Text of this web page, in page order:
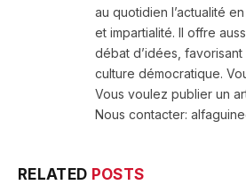
au quotidien l’actualité
et impartialité. Il offre
débat d’idées, favorisant
culture démocratique.
Vous voulez publier un
Nous contacter:
RELATED POSTS